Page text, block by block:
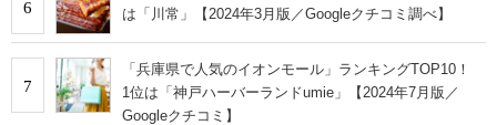
6
は「川常」【2024年3月版／Googleクチコミ調べ】
7
「兵庫県で人気のイオンモール」ランキングTOP10！
1位は「神戸ハーバーランドumie」【2024年7月版／
Googleクチコミ】